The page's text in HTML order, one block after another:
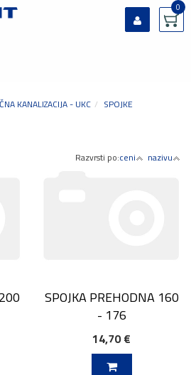
0
KANALIZACIJA - UKC SPOJKE
Razvrsti po:ceni nazivu
SPOJKA PREHODNA 160
- 176
14,70 €